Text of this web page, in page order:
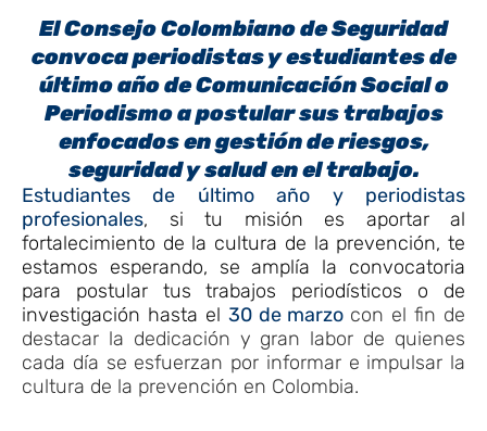
El Consejo Colombiano de Seguridad
convoca periodistas y estudiantes de
último año de Comunicación Social o
Periodismo a postular sus trabajos
enfocados en gestión de riesgos,
seguridad y salud en el trabajo.
Estudiantes de último año y periodistas
profesionales, si tu misión es aportar al
fortalecimiento de la cultura de la prevención, te
estamos esperando, se amplía la convocatoria
para postular tus trabajos periodísticos o de
investigación hasta el 30 de marzo con el fin de
destacar la dedicación y gran labor de quienes
cada día se esfuerzan por informar e impulsar la
cultura de la prevención en Colombia.